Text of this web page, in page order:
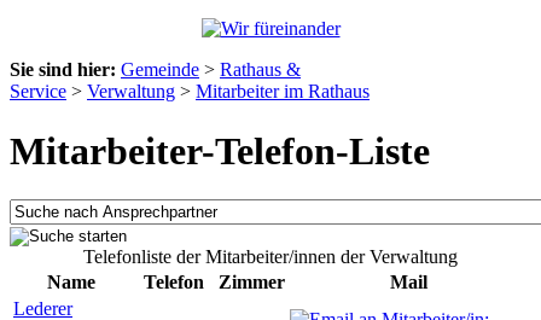
Sie sind hier: Gemeinde > Rathaus &
Service > Verwaltung > Mitarbeiter im Rathaus
Mitarbeiter-Telefon-Liste
Telefonliste der Mitarbeiter/innen der Verwaltung
Name
Telefon Zimmer
Mail
Lederer